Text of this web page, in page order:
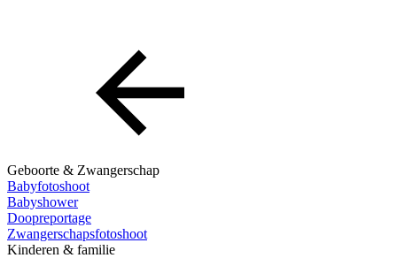
Geboorte & Zwangerschap
Babyfotoshoot
Babyshower
Doopreportage
Zwangerschapsfotoshoot
Kinderen & familie